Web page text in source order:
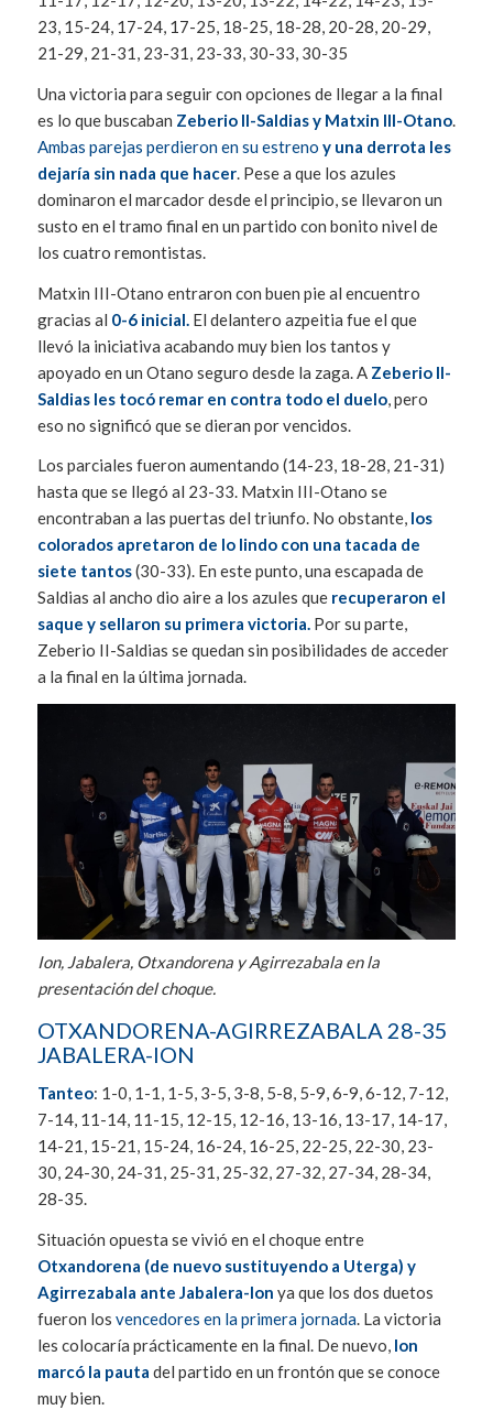
23, 15-24, 17-24, 17-25, 18-25, 18-28, 20-28, 20-29,
21-29, 21-31, 23-31, 23-33, 30-33, 30-35
Una victoria para seguir con opciones de llegar a la final
es lo que buscaban Zeberio II-Saldias y Matxin III-Otano.
Ambas parejas perdieron en su estreno y una derrota les
dejaría sin nada que hacer. Pese a que los azules
dominaron el marcador desde el principio, se llevaron un
susto en el tramo final en un partido con bonito nivel de
los cuatro remontistas.
Matxin III-Otano entraron con buen pie al encuentro
gracias al 0-6 inicial.El delantero azpeitia fue el que
llevó la iniciativa acabando muy bien los tantos y
apoyado en un Otano seguro desde la zaga. AZeberio II-
Saldias les tocó remar en contra todo el duelo, pero
eso no significó que se dieran por vencidos.
Los parciales fueron aumentando (14-23, 18-28, 21-31)
hasta que se llegó al 23-33. Matxin III-Otano se
encontraban a las puertas del triunfo. No obstante, los
colorados apretaron de lo lindo con una tacada de
siete tantos(30-33). En este punto, una escapada de
Saldias al ancho dio aire a los azules que recuperaron el
saque y sellaron su primera victoria.Por su parte,
Zeberio II-Saldias se quedan sin posibilidades de acceder
a la final en la última jornada.
Ion, Jabalera, Otxandorena y Agirrezabala en la
presentación del choque.
OTXANDORENA-AGIRREZABALA 28-35
JABALERA-ION
Tanteo: 1-0, 1-1, 1-5, 3-5, 3-8, 5-8, 5-9, 6-9, 6-12, 7-12,
7-14, 11-14, 11-15, 12-15, 12-16, 13-16, 13-17, 14-17,
14-21, 15-21, 15-24, 16-24, 16-25, 22-25, 22-30, 23-
30, 24-30, 24-31, 25-31, 25-32, 27-32, 27-34, 28-34,
28-35.
Situación opuesta se vivió en el choque entre
Otxandorena (de nuevo sustituyendo a Uterga) y
Agirrezabala ante Jabalera-Ion ya que los dos duetos
fueron los vencedores en la primera jornada. La victoria
les colocaría prácticamente en la final. De nuevo, Ion
marcó la pauta del partido en un frontón que se conoce
muy bien.